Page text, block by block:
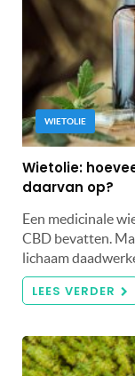
WIETOLIE
Wietolie:
daarvan op?
Een medicinale
CBD bevatten.
lichaam
LEES VERDER